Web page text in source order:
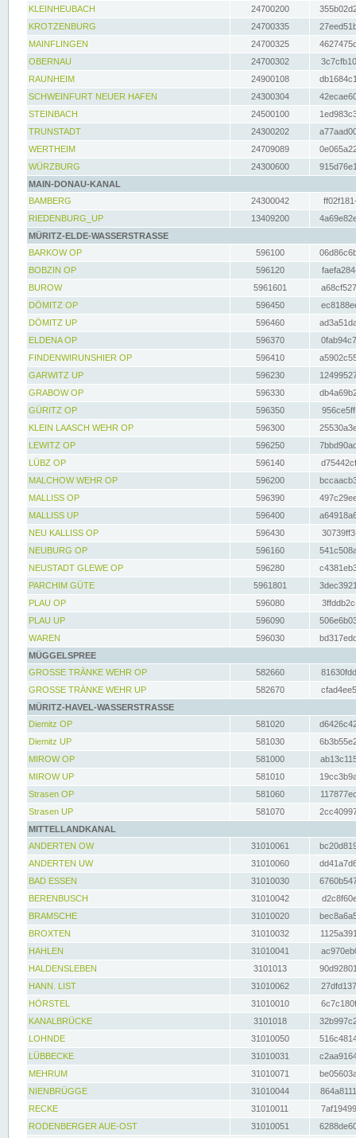
KLEINHEUBACH 24700200
KROTZENBURG
24700335
MAINFLINGEN
24700325
OBERNAU
24700302
RAUNHEIM
24900108
SCHWEINFURT NEUER HAFEN
24300304
STEINBACH
24500100
TRUNSTADT
24300202
WERTHEIM
24709089
WÜRZBURG
24300600
MAIN-DONAU-KANAL
BAMBERG
24300042
RIEDENBURG_UP
13409200
MÜRITZ-ELDE-WASSERSTRASSE
BARKOW OP
596100
BOBZIN OP
596120
BUROW
5961601
DÖMITZ OP
596450
DÖMITZ UP
596460
ELDENA OP
596370
FINDENWIRUNSHIER OP
596410
GARWITZ UP
596230
GRABOW OP
596330
GÜRITZ OP
596350
KLEIN LAASCH WEHR OP
596300
LEWITZ OP
596250
LÜBZ OP
596140
MALCHOW WEHR OP
596200
MALLISS OP
596390
MALLISS UP
596400
NEU KALLISS OP
596430
NEUBURG OP
596160
NEUSTADT GLEWE OP
596280
PARCHIM GÜTE
5961801
PLAU OP
596080
PLAU UP
596090
WAREN
596030
MÜGGELSPREE
GROSSE TRÄNKE WEHR OP
582660
GROSSE TRÄNKE WEHR UP
582670
MÜRITZ-HAVEL-WASSERSTRASSE
Diemitz OP
581020
Diemitz UP
581030
MIROW OP
581000
MIROW UP
581010
Strasen OP
581060
Strasen UP
581070
MITTELLANDKANAL
ANDERTEN OW
31010061
ANDERTEN UW
31010060
BAD ESSEN
31010030
BERENBUSCH
31010042
BRAMSCHE
31010020
BROXTEN
31010032
HAHLEN
31010041
HALDENSLEBEN
3101013
HANN. LIST
31010062
HÖRSTEL
31010010
KANALBRÜCKE
3101018
LOHNDE
31010050
LÜBBECKE
31010031
MEHRUM
31010071
NIENBRÜGGE
31010044
RECKE
31010011
RODENBERGER AUE-OST
31010051